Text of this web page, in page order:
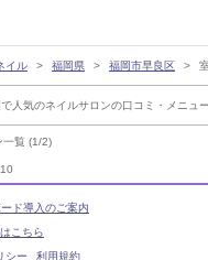
一覧 (1/2)
イル 福岡県 福岡市早良区
人気のネイルサロンの口コミ・メニ
ド導入のご案内
こちら
シー 利用規約